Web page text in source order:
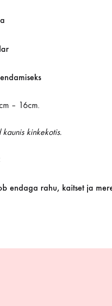
– 16cm.
kinkekotis.
endaga rahu, kaitset ja